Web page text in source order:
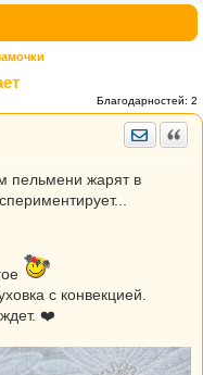
Благодарностей: 2
пельмени жарят в
с конвекцией.
❤️